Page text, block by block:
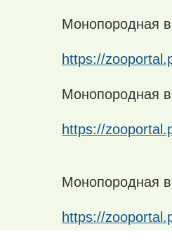
Монопородная
https://
Монопородная
https://
Монопородная
https://